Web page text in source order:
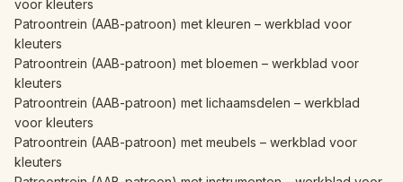
voor kleuters
Patroontrein (AAB-patroon) met kleuren – werkblad voor
kleuters
Patroontrein (AAB-patroon) met bloemen – werkblad voor
kleuters
Patroontrein (AAB-patroon) met lichaamsdelen – werkblad
voor kleuters
Patroontrein (AAB-patroon) met meubels – werkblad voor
kleuters